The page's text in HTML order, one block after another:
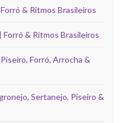
& Ritmos Brasileiros
| Forró & Ritmos Brasileiros
Forró, Arrocha &
Sertanejo, Piseiro &